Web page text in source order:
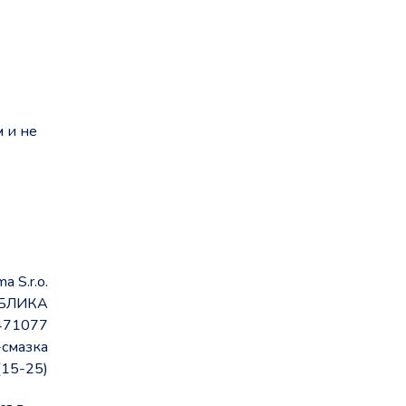
и не
S.r.o.
25)